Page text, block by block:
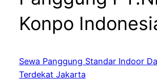
Konpo
Sewa Panggung Standar Indoor
Terdekat Jakarta